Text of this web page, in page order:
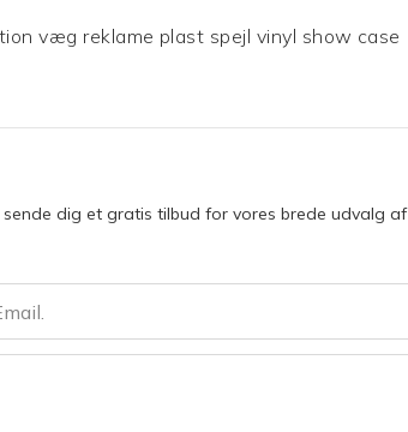
væg reklame plast spejl vinyl show case
dig et gratis tilbud for vores brede udvalg af